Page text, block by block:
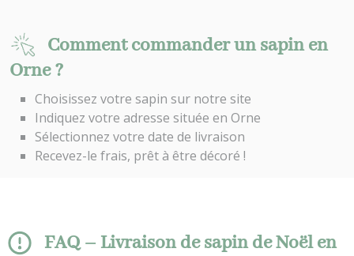
Comment commander un sapin en
Orne ?
Choisissez votre sapin sur notre site
Indiquez votre adresse située en Orne
Sélectionnez votre date de livraison
Recevez-le frais, prêt à être décoré !
FAQ – Livraison de sapin de Noël en